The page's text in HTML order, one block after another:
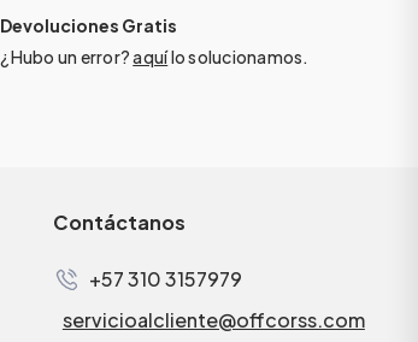
Devoluciones Gratis
¿Hubo un error?aquílo solucionamos.
Contáctanos
+57 310 3157979
servicioalcliente@offcorss.com